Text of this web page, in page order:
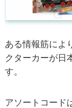
ある情報筋によ
クターカーが日
す。
アソートコード